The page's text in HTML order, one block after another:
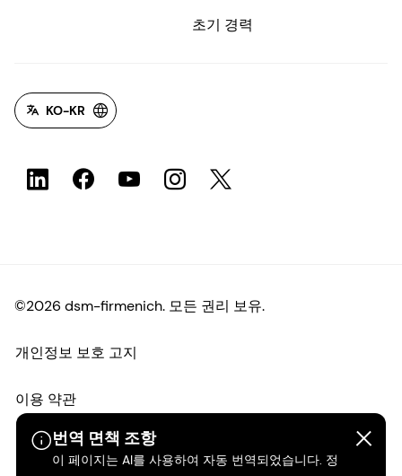
번역 면책 조항
이 페이지는 AI를 사용하여 자동 번역되었습니다. 정
초기 경력
KO-KR
©2026 dsm-firmenich. 모든 권리 보유.
개인정보 보호 고지
이용 약관
약관